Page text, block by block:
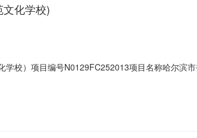
化学校)
学校）项目编号N0129FC252013项目名称哈尔滨